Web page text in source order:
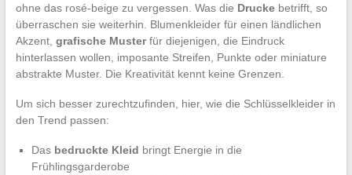
ohne das rosé-beige zu vergessen. Was die Druckebetrifft, so
überraschen sie weiterhin. Blumenkleider für einen ländlichen
Akzent, grafische Musterfür diejenigen, die Eindruck
hinterlassen wollen, imposante Streifen, Punkte oder miniature
abstrakte Muster. Die Kreativität kennt keine Grenzen.
Um sich besser zurechtzufinden, hier, wie die Schlüsselkleider in
den Trend passen:
Das bedruckte Kleid bringt Energie in die
Frühlingsgarderobe